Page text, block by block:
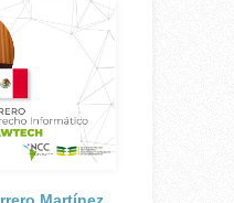
Martínez